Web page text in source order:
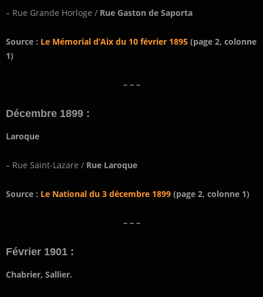
– Rue Grande Horloge / Rue Gaston de Saporta
Source : Le Mémorial d’Aix du 10 février 1895 (page 2, colonne
1)
– – –
Décembre 1899 :
Laroque
– Rue Saint-Lazare / Rue Laroque
Source : Le National du 3 décembre 1899 (page 2, colonne 1)
– – –
Février 1901 :
Chabrier, Sallier.